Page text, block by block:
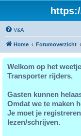
V&A
Home Forumoverzicht
Welkom op het
Transporter rijders.
Gasten kunnen
Omdat we te maken
Je moet je
lezen/schrijven.